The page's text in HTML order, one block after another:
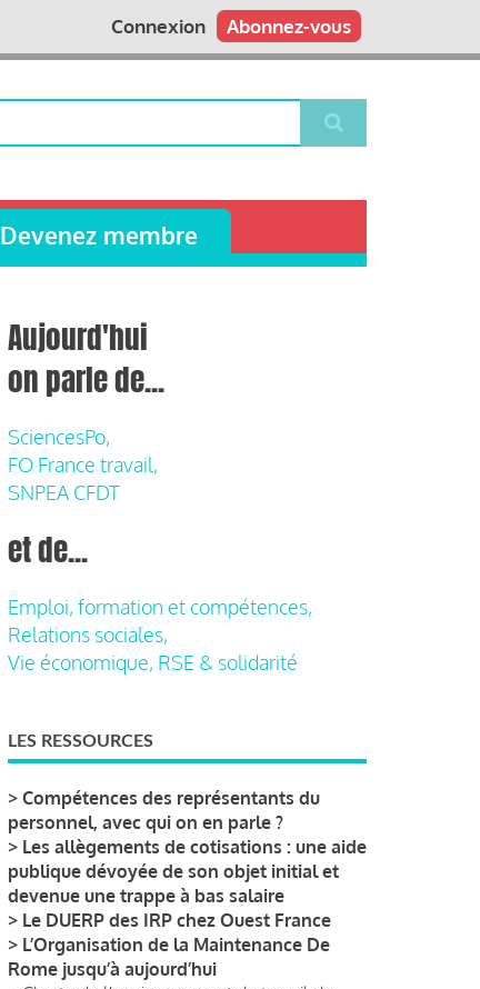
Abonnez-vous
Connexion
Devenez membre
Aujourd'hui
on parle de...
SciencesPo,
FO France travail,
SNPEA CFDT
et de...
Emploi, formation et compétences,
Relations sociales,
Vie économique, RSE & solidarité
LES RESSOURCES
> Compétences des représentants du
personnel, avec qui on en parle ?
> Les allègements de cotisations : une aide
publique dévoyée de son objet initial et
devenue une trappe à bas salaire
> Le DUERP des IRP chez Ouest France
> L’Organisation de la Maintenance De
Rome jusqu’à aujourd’hui